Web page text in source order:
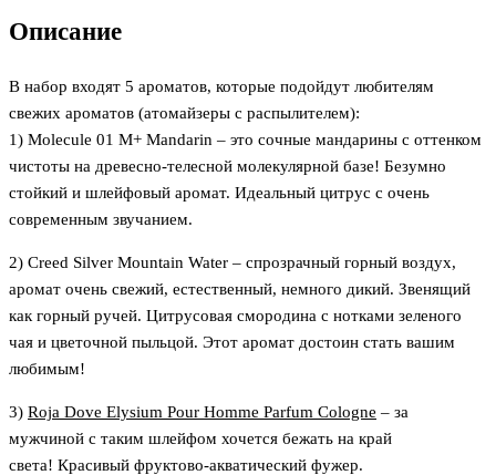
Описание
В набор входят 5 ароматов, которые подойдут любителям
свежих ароматов (атомайзеры с распылителем):
1) Molecule 01 M+ Mandarin – это сочные мандарины с оттенком
чистоты на древесно-телесной молекулярной базе! Безумно
стойкий и шлейфовый аромат. Идеальный цитрус с очень
современным звучанием.
2) Creed Silver Mountain Water – спрозрачный горный воздух,
аромат очень свежий, естественный, немного дикий. Звенящий
как горный ручей. Цитрусовая смородина с нотками зеленого
чая и цветочной пыльцой. Этот аромат достоин стать вашим
любимым!
3) Roja Dove Elysium Pour Homme Parfum Cologne – за
мужчиной с таким шлейфом хочется бежать на край
света! Красивый фруктово-акватический фужер.